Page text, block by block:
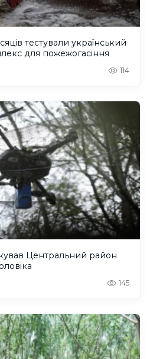
тестували український
для пожежогасіння
114
Центральний район
145